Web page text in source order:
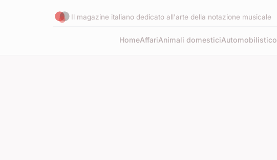
Il magazine italiano dedicato all'arte della notazione musicale
HomeAffariAnimali domesticiAutomobilistico